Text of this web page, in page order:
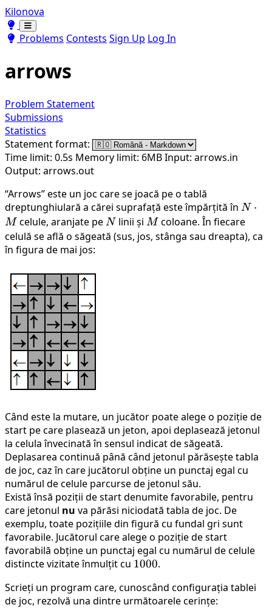
Kilonova
Toggle theme
Toggle theme
Problems Contests Sign Up Log In
arrows
Problem Statement
Submissions
Statistics
Statement format:
Time limit: 0.5s Memory limit: 6MBInput: arrows.in
Output: arrows.out
“Arrows” este un joc care se joacă pe o tablă
dreptunghiulară a cărei suprafață este împărțită în N
\cdot
M
N ⋅
M celule, aranjate peN
N linii șiM
M coloane. În fiecare
celulă se află o săgeată (sus, jos, stânga sau dreapta), ca
în figura de mai jos:
Când este la mutare, un jucător poate alege o poziție de
start pe care plasează un jeton, apoi deplasează jetonul
la celula învecinată în sensul indicat de săgeată.
Deplasarea continuă până când jetonul părăsește tabla
de joc, caz în care jucătorul obține un punctaj egal cu
numărul de celule parcurse de jetonul său.
Există însă poziții de start denumite favorabile, pentru
care jetonul nu va părăsi niciodată tabla de joc. De
exemplu, toate pozițiile din figură cu fundal gri sunt
favorabile. Jucătorul care alege o poziție de start
favorabilă obține un punctaj egal cu numărul de celule
distincte vizitate înmulțit cu 1000
1000.
Scrieți un program care, cunoscând configurația tablei
de joc, rezolvă una dintre următoarele cerințe: